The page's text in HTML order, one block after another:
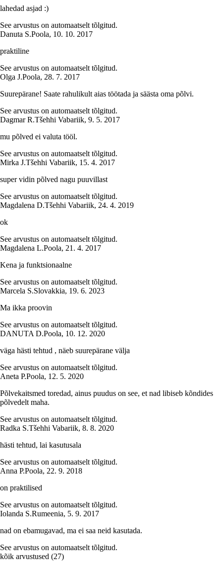
lahedad asjad :)
See arvustus on automaatselt tõlgitud.
Danuta S.Poola, 10. 10. 2017
praktiline
See arvustus on automaatselt tõlgitud.
Olga J.Poola, 28. 7. 2017
Suurepärane! Saate rahulikult aias töötada ja säästa oma põlvi.
See arvustus on automaatselt tõlgitud.
Dagmar R.Tšehhi Vabariik, 9. 5. 2017
mu põlved ei valuta tööl.
See arvustus on automaatselt tõlgitud.
Mirka J.Tšehhi Vabariik, 15. 4. 2017
super vidin põlved nagu puuvillast
See arvustus on automaatselt tõlgitud.
Magdalena D.Tšehhi Vabariik, 24. 4. 2019
ok
See arvustus on automaatselt tõlgitud.
Magdalena L.Poola, 21. 4. 2017
Kena ja funktsionaalne
See arvustus on automaatselt tõlgitud.
Marcela S.Slovakkia, 19. 6. 2023
Ma ikka proovin
See arvustus on automaatselt tõlgitud.
DANUTA D.Poola, 10. 12. 2020
väga hästi tehtud , näeb suurepärane välja
See arvustus on automaatselt tõlgitud.
Aneta P.Poola, 12. 5. 2020
Põlvekaitsmed toredad, ainus puudus on see, et nad libiseb kõndides
põlvedelt maha.
See arvustus on automaatselt tõlgitud.
Radka S.Tšehhi Vabariik, 8. 8. 2020
hästi tehtud, lai kasutusala
See arvustus on automaatselt tõlgitud.
Anna P.Poola, 22. 9. 2018
on praktilised
See arvustus on automaatselt tõlgitud.
Iolanda S.Rumeenia, 5. 9. 2017
nad on ebamugavad, ma ei saa neid kasutada.
See arvustus on automaatselt tõlgitud.
kõik arvustused (27)